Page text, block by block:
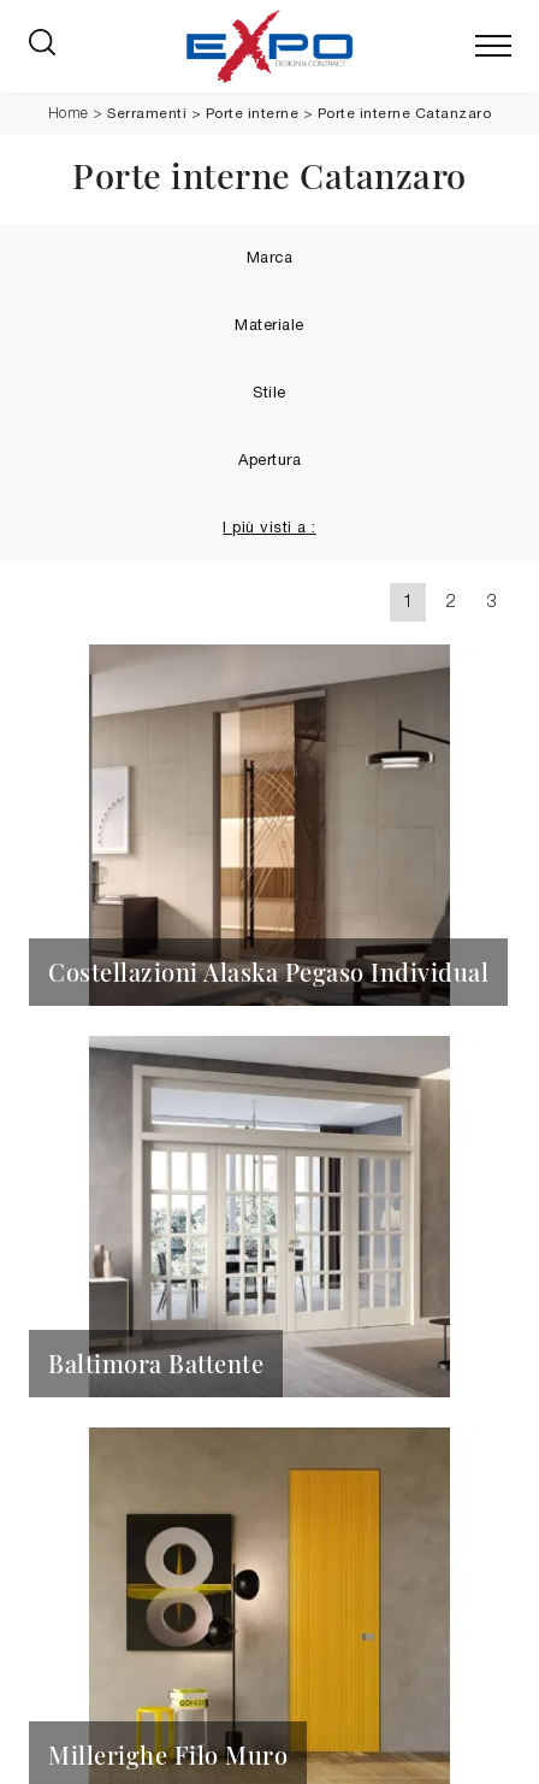
Home >Serramenti > Porte interne > Porte interne Catanzaro
Porte interne Catanzaro
Marca
Materiale
Stile
Apertura
I più visti a :
1 2 3
Costellazioni Alaska Pegaso Individual
Baltimora Battente
Millerighe Filo Muro